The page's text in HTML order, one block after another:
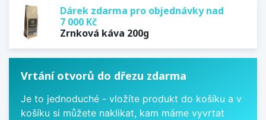
Dárek zdarma pro objednávky nad
7 000 Kč
Zrnková káva 200g
Vrtání otvorů do dřezu zdarma
Je to jednoduché - vložíte produkt do košíku a v
košíku si můžete naklikat, kam máme vyvrtat